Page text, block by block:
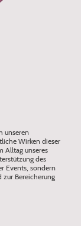
unseren
Wirken dieser
Alltag unseres
des
Events, sondern
zur Bereicherung